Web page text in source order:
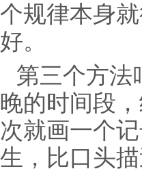
个规律本身
好。
第三个方法
晚的时间段
次就画一个
生，比口头